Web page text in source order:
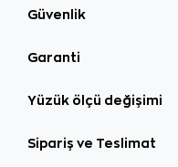
Güvenlik
Garanti
Yüzük ölçü değişimi
Sipariş ve Teslimat